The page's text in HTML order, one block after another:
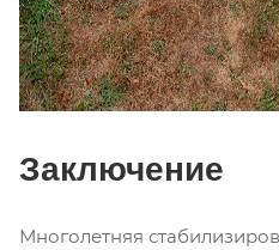
Заключение
Многолетняя